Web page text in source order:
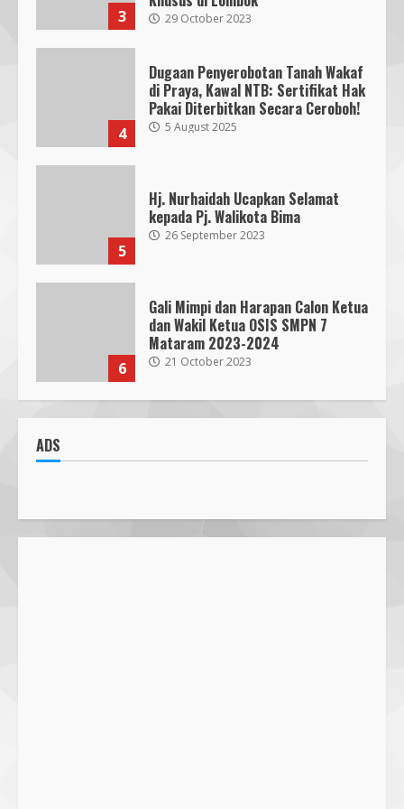
4 5 August 2025
5
Hj. Nurhaidah Ucapkan Selamat
kepada Pj. Walikota Bima
26 September 2023
6
Gali Mimpi dan Harapan Calon Ketua
dan Wakil Ketua OSIS SMPN 7
Mataram 2023-2024
21 October 2023
7
300 Nakes Disiapkan untuk MotoGP
Mandalika 2023, Fasilitas Medis di
RSUD NTB Siap Menangani
30 September 2023
Parkir Semrawut di Depan RS
Pawon Pengsong NTB: Memanjakan
ADS